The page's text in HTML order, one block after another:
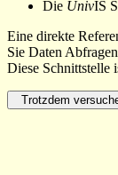
Die UnivIS
Eine direkte
Sie Daten
Diese Schnittstelle